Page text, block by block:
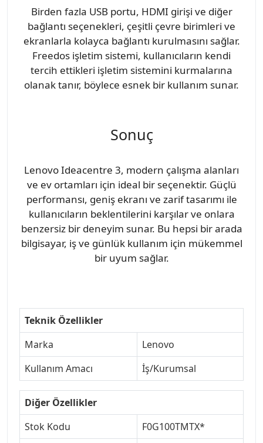
Birden fazla USB portu, HDMI girişi ve diğer
bağlantı seçenekleri, çeşitli çevre birimleri ve
ekranlarla kolayca bağlantı kurulmasını sağlar.
Freedos işletim sistemi, kullanıcıların kendi
tercih ettikleri işletim sistemini kurmalarına
olanak tanır, böylece esnek bir kullanım sunar.
Sonuç
Lenovo Ideacentre 3, modern çalışma alanları
ve ev ortamları için ideal bir seçenektir. Güçlü
performansı, geniş ekranı ve zarif tasarımı ile
kullanıcıların beklentilerini karşılar ve onlara
benzersiz bir deneyim sunar. Bu hepsi bir arada
bilgisayar, iş ve günlük kullanım için mükemmel
bir uyum sağlar.
Teknik Özellikler
Marka
Lenovo
Kullanım Amacı
İş/Kurumsal
Diğer Özellikler
Stok Kodu
F0G100TMTX*